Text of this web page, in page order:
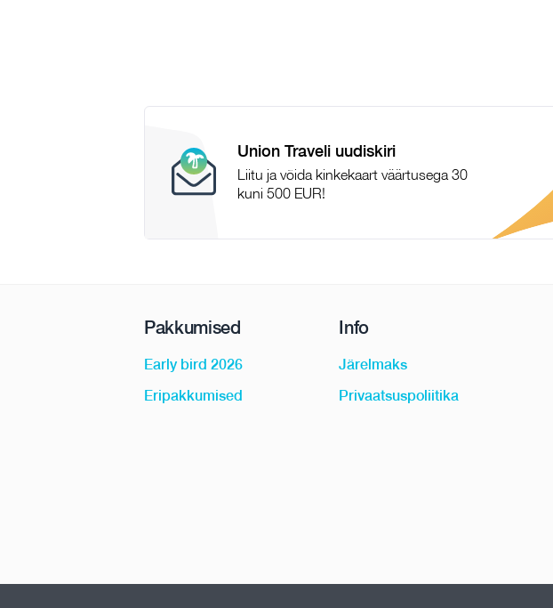
Union Traveli uudiskiri
Liitu ja võida kinkekaart väärtusega 30
kuni 500 EUR!
Pakkumised
Early bird 2026
Eripakkumised
Info
Järelmaks
Privaatsuspoliitika